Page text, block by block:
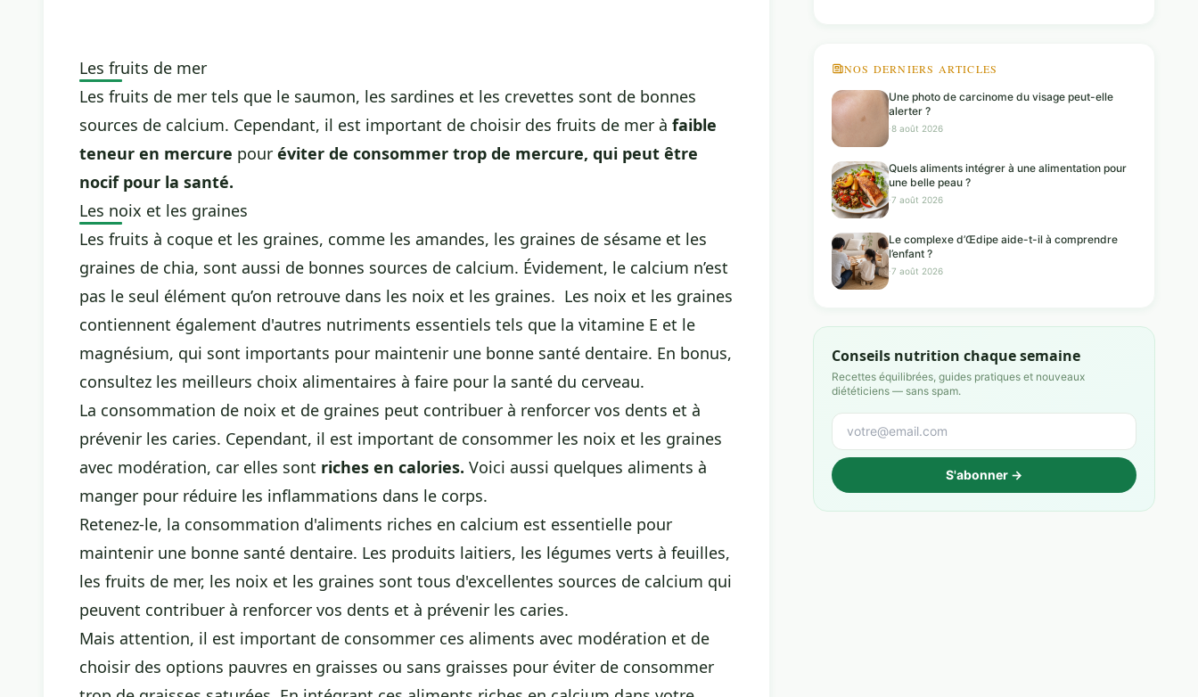
Les fruits de mer
Les fruits de mer tels que le saumon, les sardines et les crevettes sont de bonnes
sources de calcium. Cependant, il est important de choisir des fruits de mer à faible
teneur en mercure pour éviter de consommer trop de mercure, qui peut être
nocif pour la santé.
Les noix et les graines
Les fruits à coque et les graines, comme les amandes, les graines de sésame et les
graines de chia, sont aussi de bonnes sources de calcium. Évidement, le calcium n’est
pas le seul élément qu’on retrouve dans les noix et les graines. Les noix et les graines
contiennent également d'autres nutriments essentiels tels que la vitamine E et le
magnésium, qui sont importants pour maintenir une bonne santé dentaire. En bonus,
consultez les meilleurs choix alimentaires à faire pour la santé du cerveau.
La consommation de noix et de graines peut contribuer à renforcer vos dents et à
prévenir les caries. Cependant, il est important de consommer les noix et les graines
avec modération, car elles sont riches en calories. Voici aussi quelques aliments à
manger pour réduire les inflammations dans le corps.
Retenez-le, la consommation d'aliments riches en calcium est essentielle pour
maintenir une bonne santé dentaire. Les produits laitiers, les légumes verts à feuilles,
les fruits de mer, les noix et les graines sont tous d'excellentes sources de calcium qui
peuvent contribuer à renforcer vos dents et à prévenir les caries.
Mais attention, il est important de consommer ces aliments avec modération et de
choisir des options pauvres en graisses ou sans graisses pour éviter de consommer
NOS DERNIERS ARTICLES
Une photo de carcinome du visage peut-elle
alerter ?
·8 août 2026
Quels aliments intégrer à une alimentation pour
une belle peau ?
·7 août 2026
Le complexe d’Œdipe aide-t-il à comprendre
l’enfant ?
·7 août 2026
Conseils nutrition chaque semaine
Recettes équilibrées, guides pratiques et nouveaux
diététiciens — sans spam.
S'abonner →